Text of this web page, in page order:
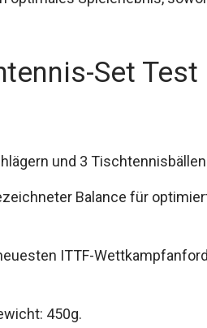
Set Test
und 3
Balance für
ITTF-
450g.